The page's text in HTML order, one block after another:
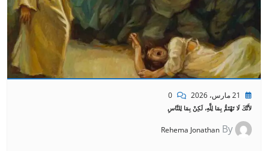
21 مارس، 2026 0
لأَنَّكَ لَا تَهْتَمُّ بِمَا لِلَّهِ، لَكِنْ بِمَا لِلنَّاسِ
By
Rehema Jonathan